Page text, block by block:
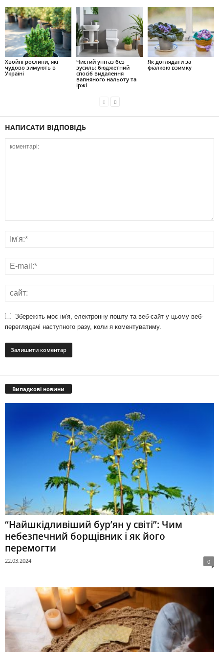
Хвойні рослини, які
чудово зимують в
Україні
Чистий унітаз без
зусиль: бюджетний
спосіб видалення
вапняного нальоту та
іржі
Як доглядати за
фіалкою взимку
НАПИСАТИ ВІДПОВІДЬ
Збережіть моє ім'я, електронну пошту та веб-сайт у цьому веб-
переглядачі наступного разу, коли я коментуватиму.
Випадкові новини
“Найшкідливіший бур’ян у світі”: Чим
небезпечний борщівник і як його
перемогти
22.03.2024 0